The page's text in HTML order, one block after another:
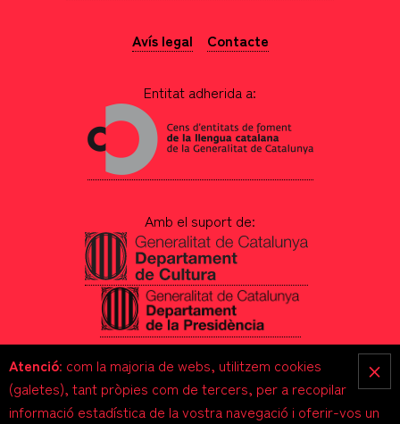
×
Atenció: com la majoria de webs, utilitzem cookies
(galetes), tant pròpies com de tercers, per a recopilar
informació estadística de la vostra navegació i oferir-vos un
Avís legal Contacte
Entitat adherida a:
Amb el suport de: